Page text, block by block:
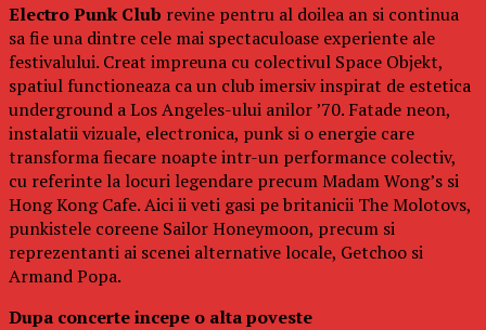
Electro Punk Club revine pentru al doilea an si continua
sa fie una dintre cele mai spectaculoase experiente ale
festivalului. Creat impreuna cu colectivul Space Objekt,
spatiul functioneaza ca un club imersiv inspirat de estetica
underground a Los Angeles-ului anilor ’70. Fatade neon,
instalatii vizuale, electronica, punk si o energie care
transforma fiecare noapte intr-un performance colectiv,
cu referinte la locuri legendare precum Madam Wong’s si
Hong Kong Cafe. Aici ii veti gasi pe britanicii The Molotovs,
punkistele coreene Sailor Honeymoon, precum si
reprezentanti ai scenei alternative locale, Getchoo si
Armand Popa.
Dupa concerte incepe o alta poveste